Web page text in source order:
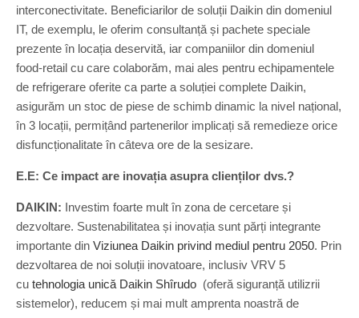
interconectivitate. Beneficiarilor de soluții Daikin din domeniul
IT, de exemplu, le oferim consultanță și pachete speciale
prezente în locația deservită, iar companiilor din domeniul
food-retail cu care colaborăm, mai ales pentru echipamentele
de refrigerare oferite ca parte a soluției complete Daikin,
asigurăm un stoc de piese de schimb dinamic la nivel național,
în 3 locații, permițând partenerilor implicați să remedieze orice
disfuncționalitate în câteva ore de la sesizare.
E.E: Ce impact are inovația asupra clienților dvs.?
DAIKIN: Investim foarte mult în zona de cercetare și
dezvoltare. Sustenabilitatea și inovația sunt părți integrante
importante din Viziunea Daikin privind mediul pentru 2050. Prin
dezvoltarea de noi soluții inovatoare, inclusiv VRV 5
cu tehnologia unică Daikin Shîrudo (oferă siguranță utilizrii
sistemelor), reducem și mai mult amprenta noastră de